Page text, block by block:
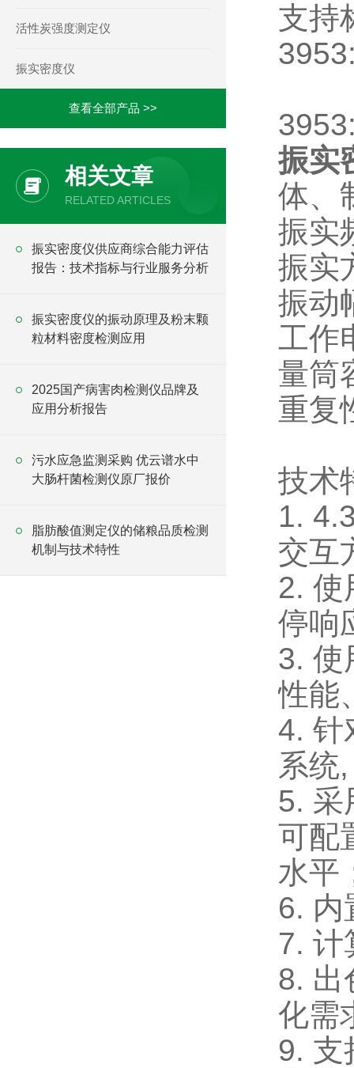
支持
振实
体、
振实
振实
振动
工作
量筒
重复
技术
1.
交互
2. 使
停响
3. 使
性能
4. 针
系统
5. 采
可配
水平
6. 内
7. 计
8. 出
化需
9. 支
活性炭强度测定仪
振实密度仪
查看全部产品 >>
相关文章
RELATED ARTICLES
振实密度仪供应商综合能力评估
报告：技术指标与行业服务分析
振实密度仪的振动原理及粉末颗
粒材料密度检测应用
2025国产病害肉检测仪品牌及
应用分析报告
污水应急监测采购 优云谱水中
大肠杆菌检测仪原厂报价
脂肪酸值测定仪的储粮品质检测
机制与技术特性